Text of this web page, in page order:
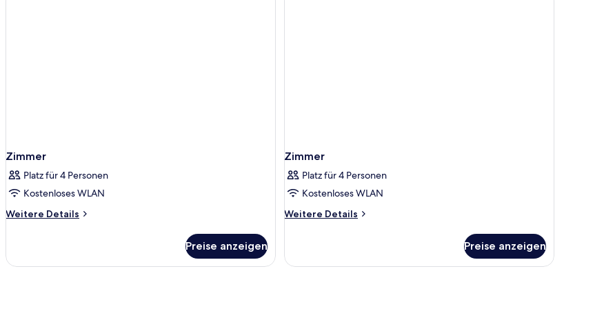
Zimmer
Platz für 4 Personen
Kostenloses WLAN
Weitere Details
Weitere
Preise anzeigen
Zimmer
Platz für 4 Personen
Kostenloses WLAN
Weitere Details
Weitere
Preise anzeigen